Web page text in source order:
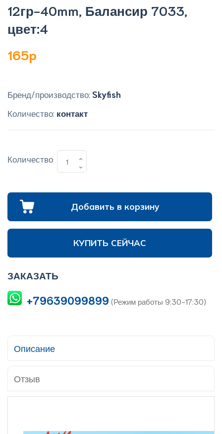
12гр-40mm, Балансир 7033,
цвет:4
165p
Бренд/производство: Skyfish
Количество: контакт
Количество
Добавить в корзину
КУПИТЬ СЕЙЧАС
ЗАКАЗАТЬ
+79639099899 (Режим работы 9:30-17:30)
Описание
Отзыв